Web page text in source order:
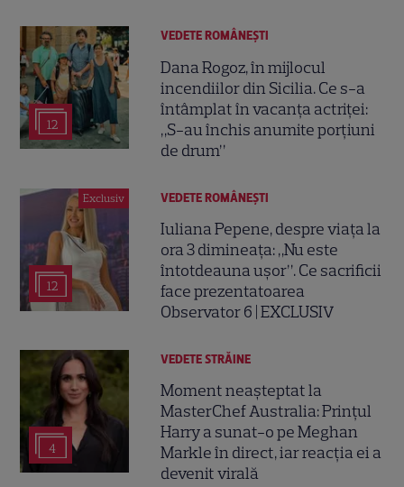
12
VEDETE ROMÂNEŞTI
Dana Rogoz, în mijlocul
incendiilor din Sicilia. Ce s-a
întâmplat în vacanța actriței:
„S-au închis anumite porțiuni
de drum”
Exclusiv
12
VEDETE ROMÂNEŞTI
Iuliana Pepene, despre viața la
ora 3 dimineața: „Nu este
întotdeauna ușor”. Ce sacrificii
face prezentatoarea
Observator 6 | EXCLUSIV
4
VEDETE STRĂINE
Moment neașteptat la
MasterChef Australia: Prințul
Harry a sunat-o pe Meghan
Markle în direct, iar reacția ei a
devenit virală